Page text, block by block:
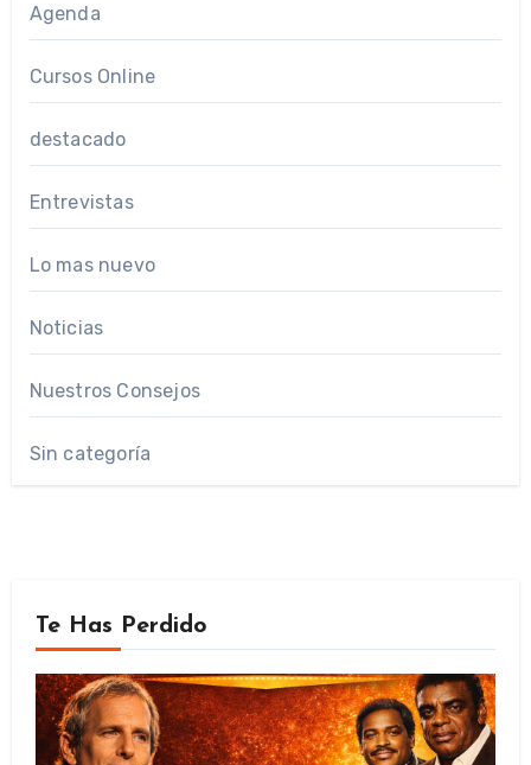
Agenda
Cursos Online
destacado
Entrevistas
Lo mas nuevo
Noticias
Nuestros Consejos
Sin categoría
Te Has Perdido